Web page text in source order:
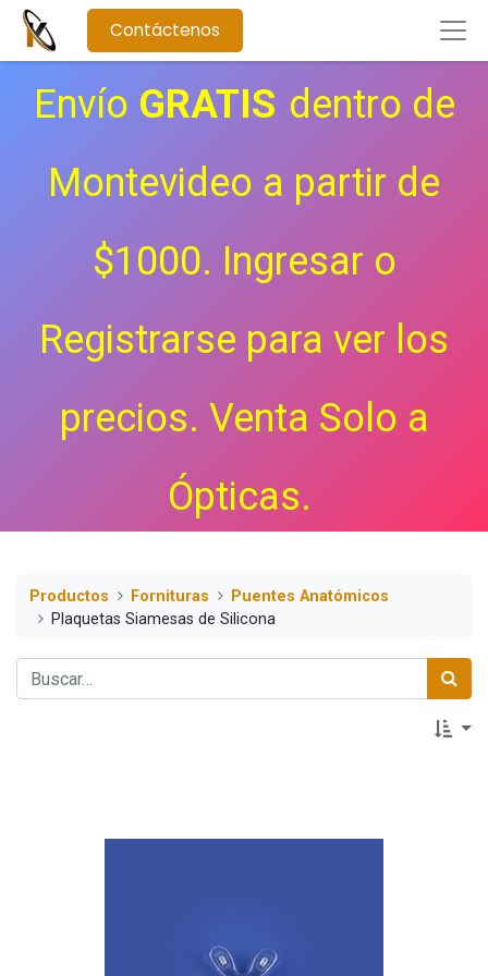
Contáctenos
Envío GRATIS dentro de
Montevideo a partir de
$1000. Ingresar o
Registrarse para ver los
precios. Venta Solo a
Ópticas.
Productos Fornituras
Puentes Anatómicos
Plaquetas Siamesas de Silicona